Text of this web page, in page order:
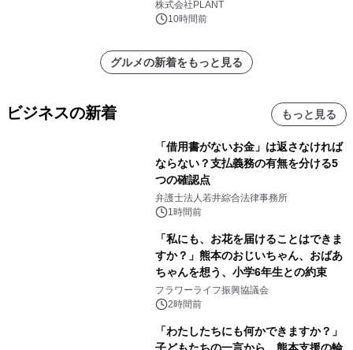
株式会社PLANT
10時間前
グルメの新着をもっと見る
ビジネスの新着 もっと見る
「借用書がないお金」は返さなければ
ならない？支払義務の有無を分ける5
つの確認点
弁護士法人若井綜合法律事務所
1時間前
「私にも、お花を届けることはできま
すか？」熊本のおじいちゃん、おばあ
ちゃんを想う、小学6年生との約束
フラワーライフ振興協議会
2時間前
「わたしたちにも何かできますか？」